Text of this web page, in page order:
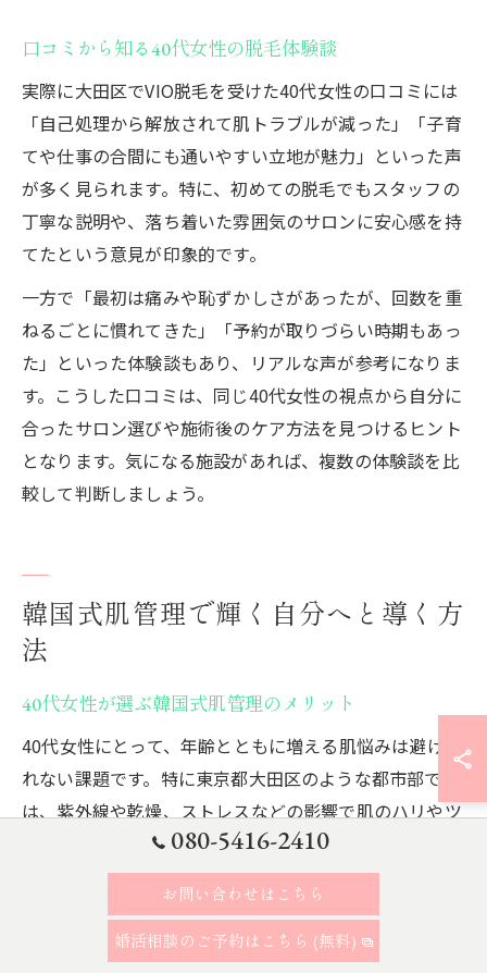
口コミから知る40代女性の脱毛体験談
実際に大田区でVIO脱毛を受けた40代女性の口コミには
「自己処理から解放されて肌トラブルが減った」「子育
てや仕事の合間にも通いやすい立地が魅力」といった声
が多く見られます。特に、初めての脱毛でもスタッフの
丁寧な説明や、落ち着いた雰囲気のサロンに安心感を持
てたという意見が印象的です。
一方で「最初は痛みや恥ずかしさがあったが、回数を重
ねるごとに慣れてきた」「予約が取りづらい時期もあっ
た」といった体験談もあり、リアルな声が参考になりま
す。こうした口コミは、同じ40代女性の視点から自分に
合ったサロン選びや施術後のケア方法を見つけるヒント
となります。気になる施設があれば、複数の体験談を比
較して判断しましょう。
韓国式肌管理で輝く自分へと導く方
法
40代女性が選ぶ韓国式肌管理のメリット
40代女性にとって、年齢とともに増える肌悩みは避けら
れない課題です。特に東京都大田区のような都市部で
は、紫外線や乾燥、ストレスなどの影響で肌のハリやツ
ヤが損なわれやすくなります。こうした中、韓国式肌管
理は「即効性」と「持続性」の両立が期待できる点で注
韓国式肌管理の最大のメリットは、専門的な施術によっ
080-5416-2410
お問い合わせはこちら
婚活相談のご予約はこちら (無料)